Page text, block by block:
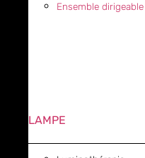
Ensemble dirigeable
LAMPE